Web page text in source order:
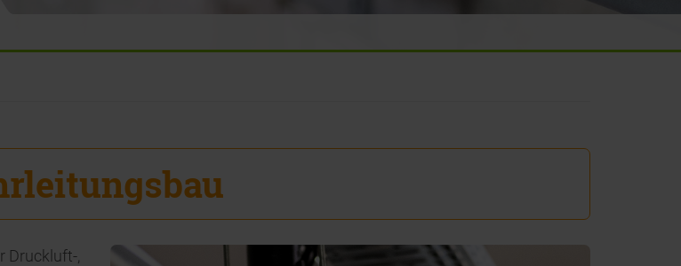
Druckluft-,